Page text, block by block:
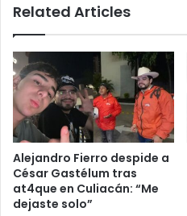
Related Articles
Alejandro Fierro despide a
César Gastélum tras
at4que en Culiacán: “Me
dejaste solo”